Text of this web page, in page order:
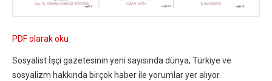
PDF olarak oku
Sosyalist İşçi gazetesinin yeni sayısında dünya, Türkiye ve
sosyalizm hakkında birçok haber ile yorumlar yer alıyor.